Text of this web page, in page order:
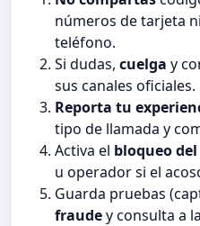
números de tarjeta
teléfono.
Si dudas, cuelga y
sus canales oficiales.
Reporta tu
tipo de llamada y
Activa el bloqueo
u operador si el
Guarda pruebas
fraudey consulta a